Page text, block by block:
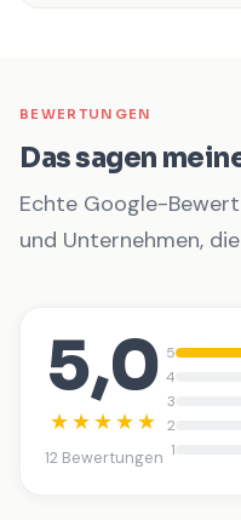
BEWERTUNGEN
Das sagen
Echte Google-
und Unternehmen,
5,0
★★★★★
12 Bewertungen
5
4
3
2
1